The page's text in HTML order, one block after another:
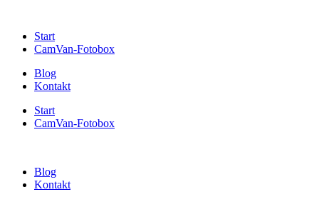
Start
CamVan-Fotobox
Blog
Kontakt
Start
CamVan-Fotobox
Blog
Kontakt